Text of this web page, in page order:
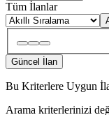
Tüm İlanlar
Güncel İlan
Bu Kriterlere Uygun
Arama kriterlerinizi